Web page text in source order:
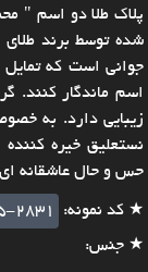
پلاک طلا دو اسم "
شده توسط برند
جوانی است که تمایل
اسم ماندگار کنند.
زیبایی دارد. به
نستعلیق خیره
حس و حال عاشقانه ای
★ کد نمونه:
2831
★ جنس: